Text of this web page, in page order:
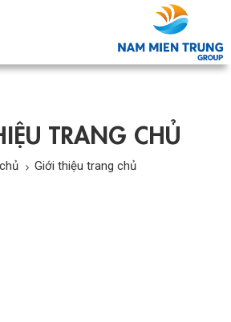
TRANG CHỦ
Giới thiệu trang chủ